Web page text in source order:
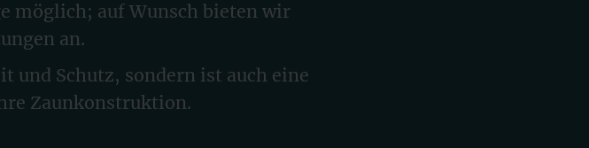
möglich; auf Wunsch bieten wir
an.
und Schutz, sondern ist auch eine
Zaunkonstruktion.